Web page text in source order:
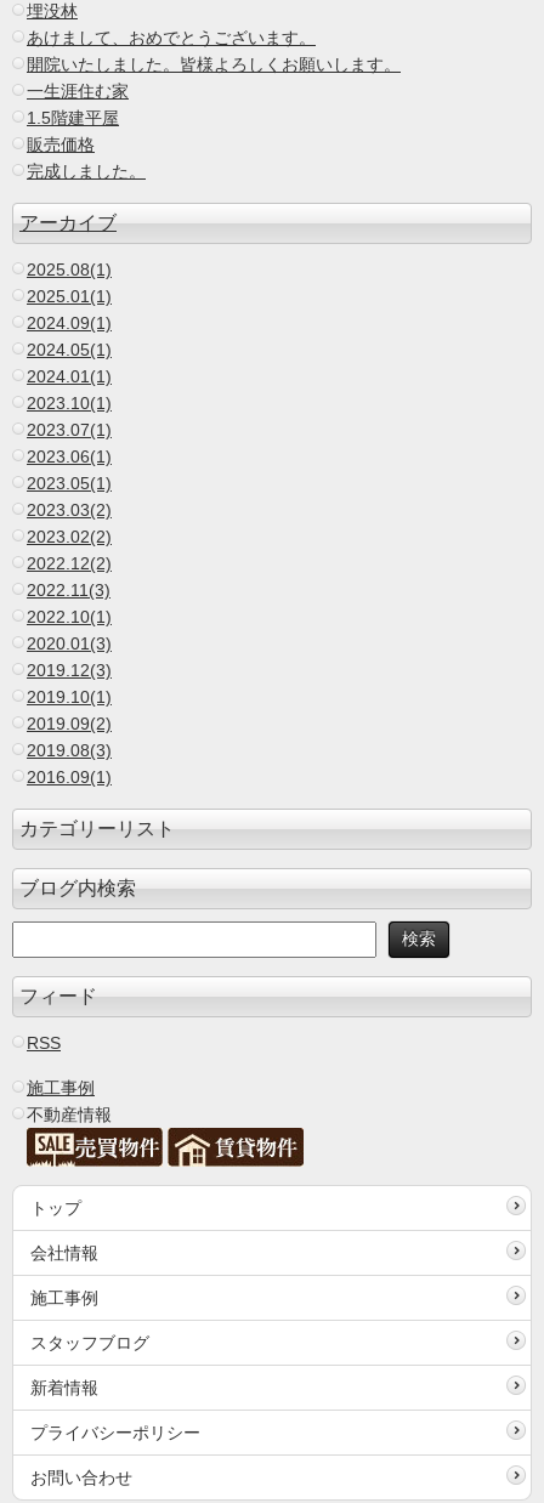
埋没林
あけまして、おめでとうございます。
開院いたしました。皆様よろしくお願いします。
一生涯住む家
1.5階建平屋
販売価格
完成しました。
アーカイブ
2025.08(1)
2025.01(1)
2024.09(1)
2024.05(1)
2024.01(1)
2023.10(1)
2023.07(1)
2023.06(1)
2023.05(1)
2023.03(2)
2023.02(2)
2022.12(2)
2022.11(3)
2022.10(1)
2020.01(3)
2019.12(3)
2019.10(1)
2019.09(2)
2019.08(3)
2016.09(1)
カテゴリーリスト
ブログ内検索
フィード
RSS
施工事例
不動産情報
トップ
会社情報
施工事例
スタッフブログ
新着情報
プライバシーポリシー
お問い合わせ